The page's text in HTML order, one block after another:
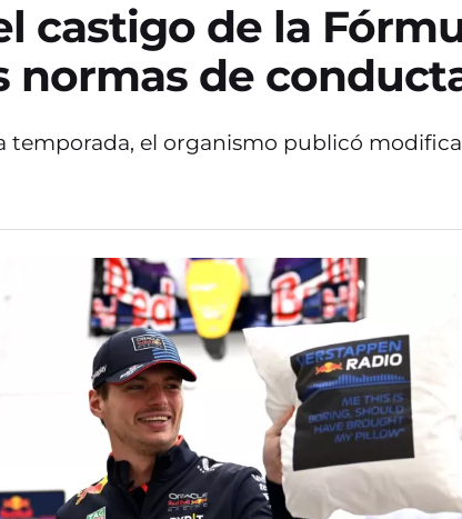
castigo de la
normas de
temporada, el organismo publicó